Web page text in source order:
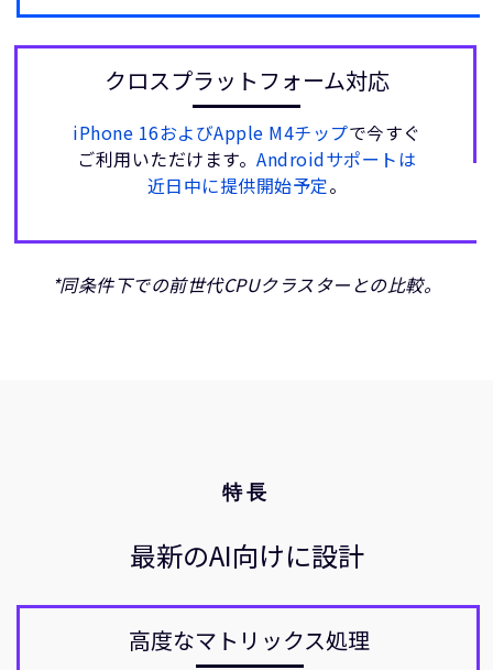
クロスプラットフォーム対応
iPhone 16およびApple M4チップで今すぐ
ご利用いただけます。Androidサポートは
近日中に提供開始予定。
*同条件下での前世代CPUクラスターとの比較。
特長
最新のAI向けに設計
高度なマトリックス処理